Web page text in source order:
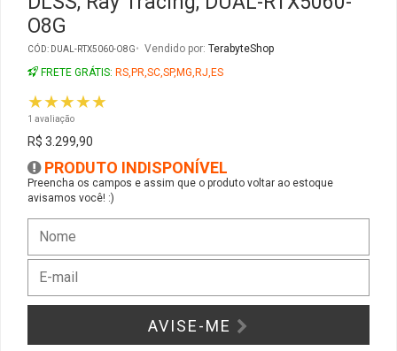
O8G
CÓD: DUAL-RTX5060-O8G Vendido por: TerabyteShop
FRETE GRÁTIS: RS,PR,SC,SP,MG,RJ,ES
★★★★★
1 avaliação
R$ 3.299,90
PRODUTO INDISPONÍVEL
Preencha os campos e assim que o produto voltar ao estoque
avisamos você! :)
AVISE-ME
Gabinete Liketec
Fonte Thermaltake